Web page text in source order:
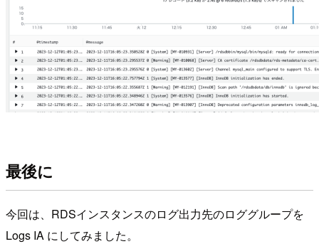
最後に
今回は、RDSインスタンスのログ出力先のロググループを
Logs IA にしてみました。